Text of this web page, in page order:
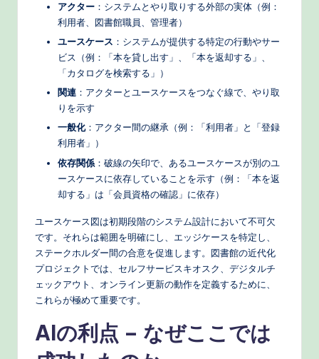
アクター ：システムとやり取りする外部の実体（例：
利用者、図書館職員、管理者）
ユースケース ：システムが提供する特定の行動やサー
ビス（例：「本を貸し出す」、「本を返却する」、
「カタログを検索する」）
関連 ：アクターとユースケースをつなぐ線で、やり取
りを示す
一般化：アクター間の継承（例：「利用者」と「登録
利用者」）
依存関係 ：破線の矢印で、あるユースケースが別のユ
ースケースに依存していることを示す（例：「本を返
却する」は「会員資格の確認」に依存）
ユースケース図は初期段階のシステム設計において不可欠
です。それらは範囲を明確にし、エッジケースを特定し、
ステークホルダー間の合意を促進します。図書館の近代化
プロジェクトでは、セルフサービスキオスク、デジタルチ
ェックアウト、オンライン更新の動作を定義するために、
これらが極めて重要です。
AIの利点 – なぜここでは